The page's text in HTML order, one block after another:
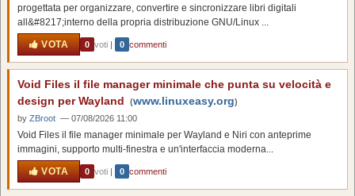
progettata per organizzare, convertire e sincronizzare libri digitali
all&#8217;interno della propria distribuzione GNU/Linux ...
VOTA
0 voti | 0 commenti
Void Files il file manager minimale che punta su velocità e
design per Wayland
(www.linuxeasy.org)
by ZBroot — 07/08/2026 11:00
Void Files il file manager minimale per Wayland e Niri con anteprime
immagini, supporto multi-finestra e un'interfaccia moderna...
VOTA
0 voti | 0 commenti